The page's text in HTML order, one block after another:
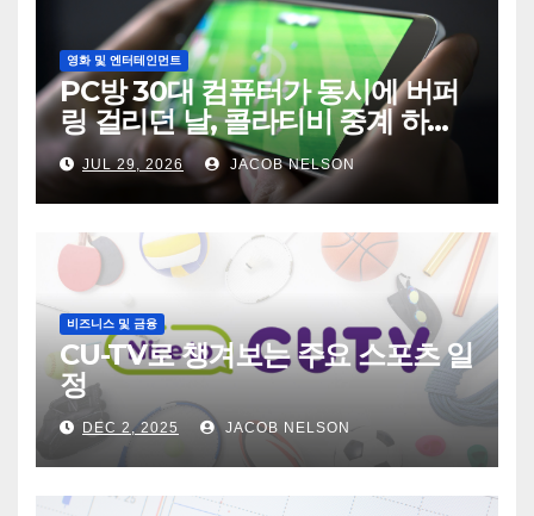
영화 및 엔터테인먼트
PC방 30대 컴퓨터가 동시에 버퍼
링 걸리던 날, 콜라티비 중계 하나
가 전기세를 바꿨다
JUL 29, 2026 JACOB NELSON
비즈니스 및 금융
CU-TV로 챙겨보는 주요 스포츠 일
정
DEC 2, 2025 JACOB NELSON